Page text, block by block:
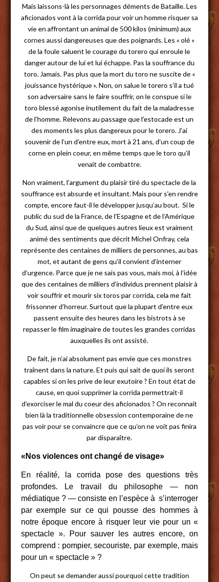
Mais laissons-là les personnages déments de Bataille. Les
aficionados vont à la corrida pour voir un homme risquer sa
vie en affrontant un animal de 500 kilos (minimum) aux
cornes aussi dangereuses que des poignards. Les « olé »
de la foule saluent le courage du torero qui enroule le
danger autour de lui et lui échappe. Pas la souffrance du
toro. Jamais. Pas plus que la mort du toro ne suscite de «
jouissance hystérique ». Non, on salue le torero s’il a tué
son adversaire sans le faire souffrir, on le conspue si le
toro blessé agonise inutilement du fait de la maladresse
de l’homme. Relevons au passage que l’estocade est un
des moments les plus dangereux pour le torero. J’ai
souvenir de l’un d’entre eux, mort à 21 ans, d’un coup de
corne en plein coeur, en même temps que le toro qu’il
venait de combattre.
Non vraiment, l’argument du plaisir tiré du spectacle de la
souffrance est absurde et insultant. Mais pour s’en rendre
compte, encore faut-il le développer jusqu’au bout. Si le
public du sud de la France, de l’Espagne et de l’Amérique
du Sud, ainsi que de quelques autres lieux est vraiment
animé des sentiments que décrit Michel Onfray, cela
représente des centaines de milliers de personnes, au bas
mot, et autant de gens qu’il convient d’interner
d’urgence. Parce que je ne sais pas vous, mais moi, à l’idée
que des centaines de milliers d’individus prennent plaisir à
voir souffrir et mourir six toros par corrida, cela me fait
frissonner d’horreur. Surtout que la plupart d’entre eux
passent ensuite des heures dans les bistrots à se
repasser le film imaginaire de toutes les grandes corridas
auxquelles ils ont assisté.
De fait, je n’ai absolument pas envie que ces monstres
traînent dans la nature. Et puis qui sait de quoi ils seront
capables si on les prive de leur exutoire ? En tout état de
cause, en quoi supprimer la corrida permettrait-il
d’exorciser le mal du coeur des aficionados ? On reconnait
bien là la traditionnelle obsession contemporaine de ne
pas voir pour se convaincre que ce qu’on ne voit pas finira
par disparaître.
«Nos violences ont changé de visage»
En réalité, la corrida pose des questions très
profondes. Le travail du philosophe — non
médiatique ? — consiste en l’espèce à s’interroger
par exemple sur ce qui pousse des hommes à
notre époque encore à risquer leur vie pour un «
spectacle ». Pour sauver les autres encore, on
comprend : pompier, secouriste, par exemple, mais
pour un « spectacle » ?
On peut se demander aussi pourquoi cette tradition